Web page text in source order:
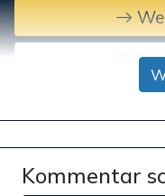
Kommentar